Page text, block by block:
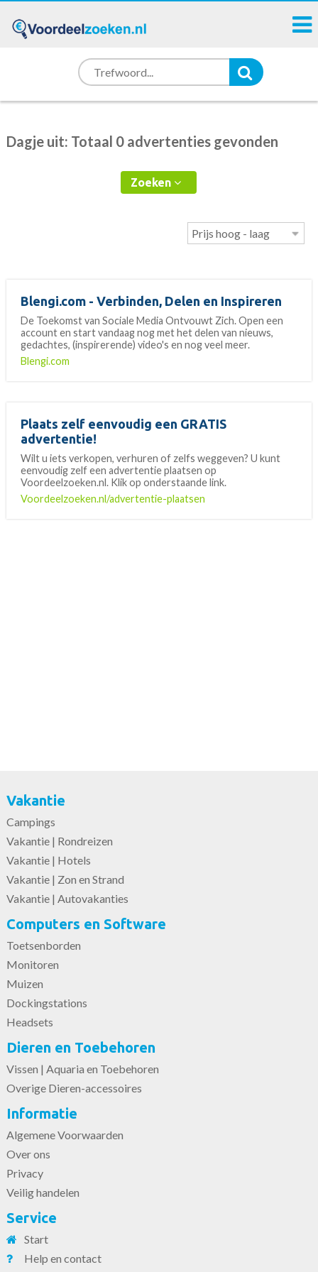
Dagje uit: Totaal 0 advertenties gevonden
Zoeken
Blengi.com - Verbinden, Delen en Inspireren
De Toekomst van Sociale Media Ontvouwt Zich. Open een
account en start vandaag nog met het delen van nieuws,
gedachtes, (inspirerende) video's en nog veel meer.
Blengi.com
Plaats zelf eenvoudig een GRATIS
advertentie!
Wilt u iets verkopen, verhuren of zelfs weggeven? U kunt
eenvoudig zelf een advertentie plaatsen op
Voordeelzoeken.nl. Klik op onderstaande link.
Voordeelzoeken.nl/advertentie-plaatsen
Vakantie
Campings
Vakantie | Rondreizen
Vakantie | Hotels
Vakantie | Zon en Strand
Vakantie | Autovakanties
Computers en Software
Toetsenborden
Monitoren
Muizen
Dockingstations
Headsets
Dieren en Toebehoren
Vissen | Aquaria en Toebehoren
Overige Dieren-accessoires
Informatie
Algemene Voorwaarden
Over ons
Privacy
Veilig handelen
Service
Start
Help en contact